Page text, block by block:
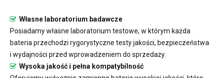
Własne laboratorium badawcze
Posiadamy własne laboratorium testowe, w którym każda
bateria przechodzi rygorystyczne testy jakości, bezpieczeństwa
i wydajności przed wprowadzeniem do sprzedaży.
Wysoka jakość i pełna kompatybilność